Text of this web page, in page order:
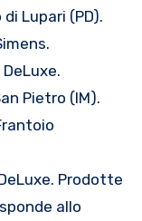
Lupari (PD).
Pietro (IM).
Prodotte
allo